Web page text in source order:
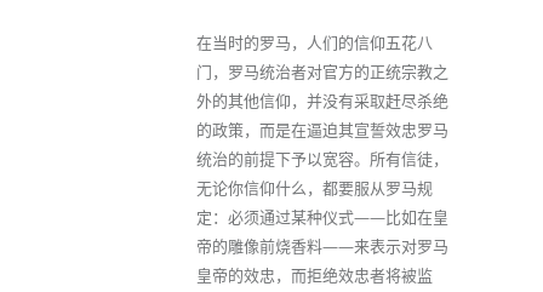
在当时的罗马，人们的信仰五花八
门，罗马统治者对官方的正统宗教之
外的其他信仰，并没有采取赶尽杀绝
的政策，而是在逼迫其宣誓效忠罗马
统治的前提下予以宽容。所有信徒，
无论你信仰什么，都要服从罗马规
定：必须通过某种仪式——比如在皇
帝的雕像前烧香料——来表示对罗马
皇帝的效忠，而拒绝效忠者将被监